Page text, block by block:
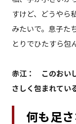
すけど、どうやら
みたいで。息子た
とりでひたすら包
赤江： このおい
さしく包まれてい
何も足